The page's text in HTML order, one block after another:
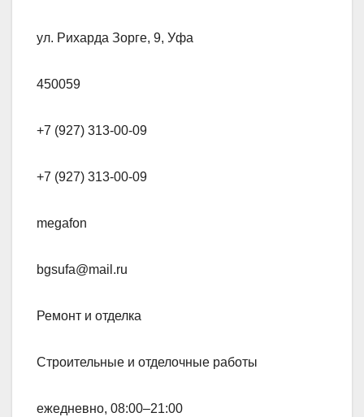
ул. Рихарда Зорге, 9, Уфа
450059
+7 (927) 313-00-09
+7 (927) 313-00-09
megafon
bgsufa@mail.ru
Ремонт и отделка
Строительные и отделочные работы
ежедневно, 08:00–21:00